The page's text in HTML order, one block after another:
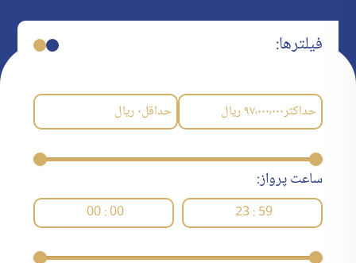
فیلترها:
حداکثر۹۷٬۰۰۰٬۰۰۰ریال حداقل۰ریال
ساعت پرواز:
23 : 59
00 : 00